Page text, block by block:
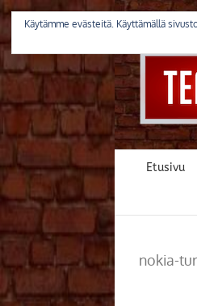
Skip
content
Etusivu
nokia-
Käytämme evästeitä. Käyttämällä